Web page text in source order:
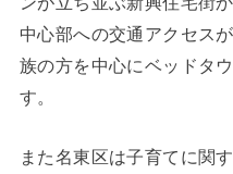
中心部への交通アクセス
族の方を中心にベッドタ
す。
また名東区は子育てに関